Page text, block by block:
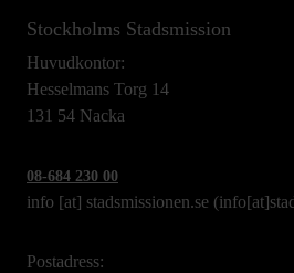
Stockholms Stadsmission
Huvudkontor:
Hesselmans Torg 14
131 54 Nacka
08-684 230 00
info [at] stadsmissionen.se
Postadress: